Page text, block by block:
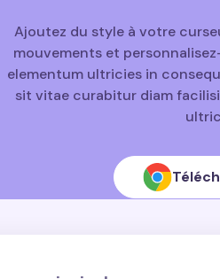
Ajoutez du style à votre
mouvements et
elementum ultricies in
sit vitae curabitur diam